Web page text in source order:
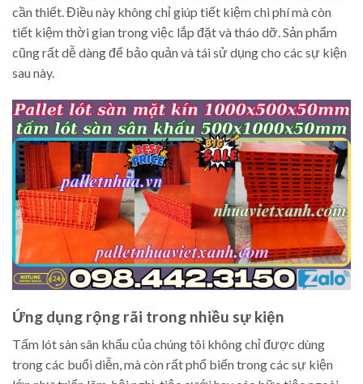
cần thiết. Điều này không chỉ giúp tiết kiệm chi phí mà còn
tiết kiệm thời gian trong việc lắp đặt và tháo dỡ. Sản phẩm
cũng rất dễ dàng để bảo quản và tái sử dụng cho các sự kiện
sau này.
Ứng dụng rộng rãi trong nhiều sự kiện
Tấm lót sàn sân khấu của chúng tôi không chỉ được dùng
trong các buổi diễn, mà còn rất phổ biến trong các sự kiện